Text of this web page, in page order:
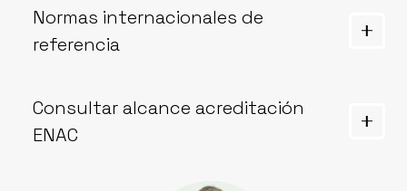
Normas internacionales de
referencia
E1672, ASTM E1814-9.
ISO11971, ISO 15708-2, ISO 15708-4.
10228-1, UNE-EN 12680-3, UNE-EN
Consultar alcance acreditación
ENAC